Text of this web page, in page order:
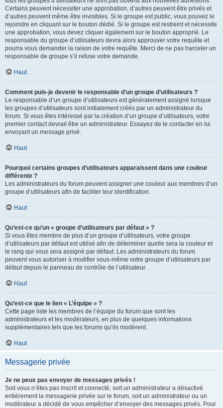
Certains peuvent nécessiter une approbation, d’autres peuvent être privés et
d’autres peuvent même être invisibles. Si le groupe est public, vous pouvez le
rejoindre en cliquant sur le bouton dédié. Si le groupe est restreint et nécessite
une approbation, vous devez cliquer également sur le bouton approprié. Le
responsable du groupe d’utilisateurs devra alors approuver votre requête et
pourra vous demander la raison de votre requête. Merci de ne pas harceler un
responsable de groupe s’il refuse votre demande.
Haut
Comment puis-je devenir le responsable d’un groupe d’utilisateurs ?
Le responsable d’un groupe d’utilisateurs est généralement assigné lorsque
les groupes d’utilisateurs sont initialement créés par un administrateur du
forum. Si vous êtes intéressé par la création d’un groupe d’utilisateurs, votre
premier contact devrait être un administrateur. Essayez de le contacter en lui
envoyant un message privé.
Haut
Pourquoi certains groupes d’utilisateurs apparaissent dans une couleur
différente ?
Les administrateurs du forum peuvent assigner une couleur aux membres d’un
groupe d’utilisateurs afin de faciliter leur identification.
Haut
Qu’est-ce qu’un « groupe d’utilisateurs par défaut » ?
Si vous êtes membre de plus d’un groupe d’utilisateurs, votre groupe
d’utilisateurs par défaut est utilisé afin de déterminer quelle sera la couleur et
le rang qui vous sera assigné par défaut. Les administrateurs du forum
peuvent vous autoriser à modifier vous-même votre groupe d’utilisateurs par
défaut depuis le panneau de contrôle de l’utilisateur.
Haut
Qu’est-ce que le lien « L’équipe » ?
Cette page liste les membres de l’équipe du forum que sont les
administrateurs et les modérateurs, en plus de quelques informations
supplémentaires tels que les forums qu’ils modèrent.
Haut
Messagerie privée
Je ne peux pas envoyer de messages privés !
Soit vous n’êtes pas inscrit et connecté, soit un administrateur a désactivé
entièrement la messagerie privée sur le forum, soit un administrateur ou un
modérateur a décidé de vous empêcher d’envoyer des messages privés. Pour